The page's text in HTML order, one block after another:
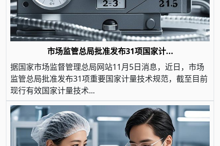
市场监管总局批准发布31项国家计...
据国家市场监督管理总局网站11月5日消息，近日，市场
监管总局批准发布31项重要国家计量技术规范，截至目前
现行有效国家计量技术...